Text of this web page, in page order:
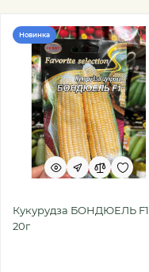
Новинка
Кукурудза БОНДЮЕЛЬ F1
20г